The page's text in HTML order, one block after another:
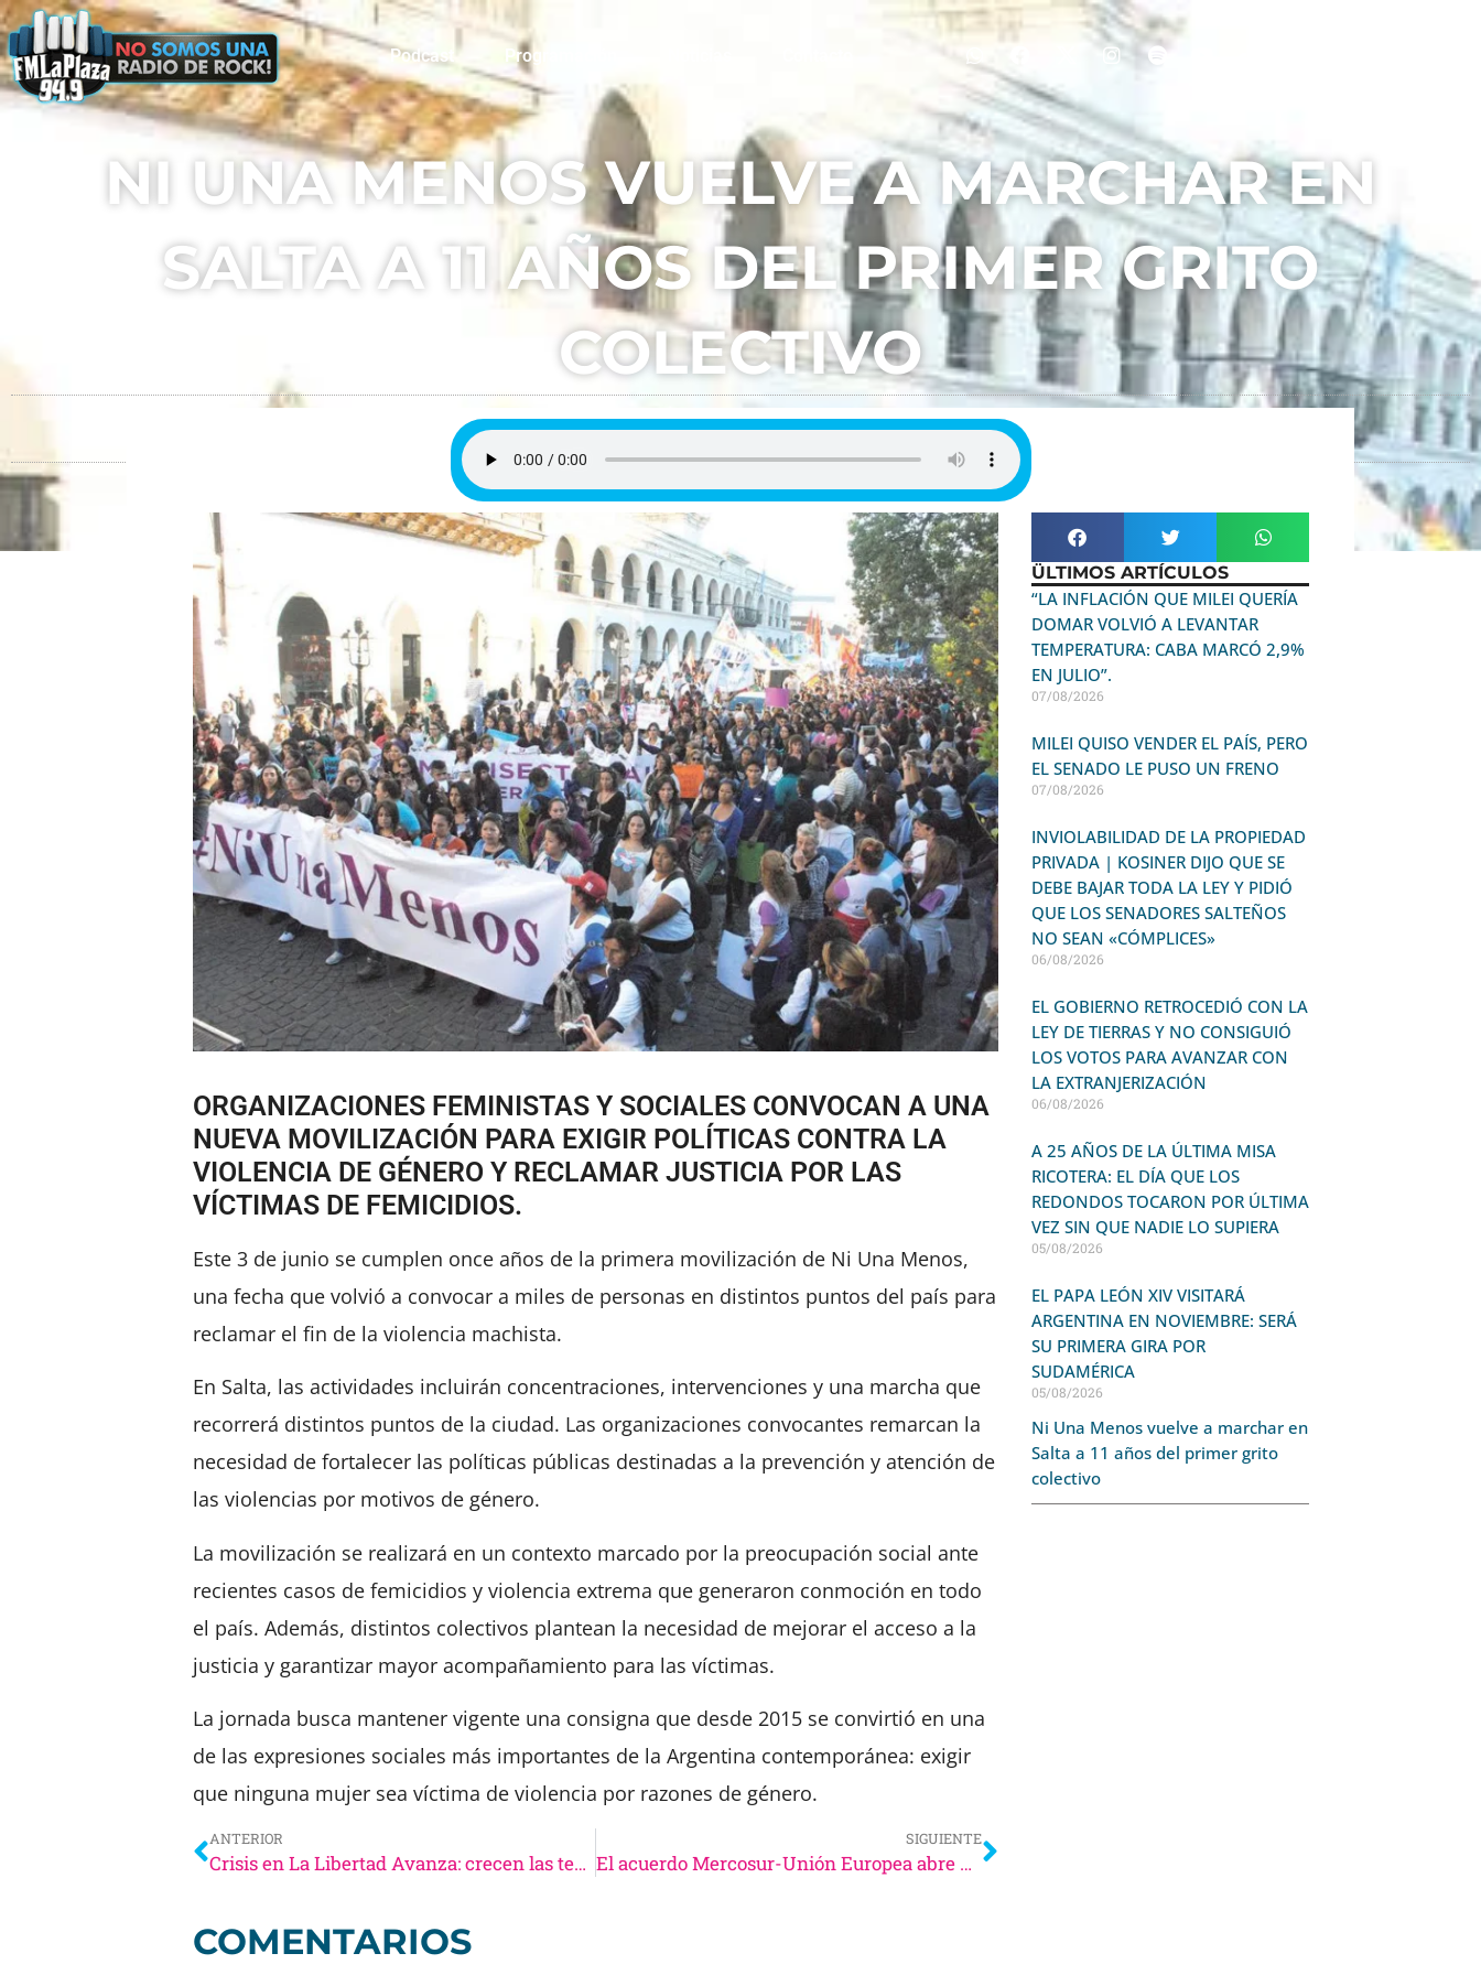
Podcast Programación
NI UNA MENOS VUELVE A MARCHAR EN
SALTA A 11 AÑOS DEL PRIMER GRITO
COLECTIVO
FM La Plaza junio 3, 2026
ORGANIZACIONES FEMINISTAS Y SOCIALES CONVOCAN A UNA
NUEVA MOVILIZACIÓN PARA EXIGIR POLÍTICAS CONTRA LA
VIOLENCIA DE GÉNERO Y RECLAMAR JUSTICIA POR LAS
VÍCTIMAS DE FEMICIDIOS.
Este 3 de junio se cumplen once años de la primera movilización de Ni Una Menos,
una fecha que volvió a convocar a miles de personas en distintos puntos del país para
reclamar el fin de la violencia machista.
En Salta, las actividades incluirán concentraciones, intervenciones y una marcha que
recorrerá distintos puntos de la ciudad. Las organizaciones convocantes remarcan la
necesidad de fortalecer las políticas públicas destinadas a la prevención y atención de
las violencias por motivos de género.
La movilización se realizará en un contexto marcado por la preocupación social ante
recientes casos de femicidios y violencia extrema que generaron conmoción en todo
el país. Además, distintos colectivos plantean la necesidad de mejorar el acceso a la
justicia y garantizar mayor acompañamiento para las víctimas.
La jornada busca mantener vigente una consigna que desde 2015 se convirtió en una
de las expresiones sociales más importantes de la Argentina contemporánea: exigir
que ninguna mujer sea víctima de violencia por razones de género.
ANTERIOR
Crisis en La Libertad Avanza: crecen las tensiones entre Bullrich y el entorno de Milei
SIGUIENTE
El acuerdo Mercosur-Unión Europea abre nuevas oportunidades y desafíos para Argentina
COMENTARIOS
ÜLTIMOS ARTÍCULOS
“LA INFLACIÓN QUE MILEI QUERÍA
DOMAR VOLVIÓ A LEVANTAR
TEMPERATURA: CABA MARCÓ 2,9%
EN JULIO”.
07/08/2026
MILEI QUISO VENDER EL PAÍS, PERO
EL SENADO LE PUSO UN FRENO
07/08/2026
INVIOLABILIDAD DE LA PROPIEDAD
PRIVADA | KOSINER DIJO QUE SE
DEBE BAJAR TODA LA LEY Y PIDIÓ
QUE LOS SENADORES SALTEÑOS
NO SEAN «CÓMPLICES»
06/08/2026
EL GOBIERNO RETROCEDIÓ CON LA
LEY DE TIERRAS Y NO CONSIGUIÓ
LOS VOTOS PARA AVANZAR CON
LA EXTRANJERIZACIÓN
06/08/2026
A 25 AÑOS DE LA ÚLTIMA MISA
RICOTERA: EL DÍA QUE LOS
REDONDOS TOCARON POR ÚLTIMA
VEZ SIN QUE NADIE LO SUPIERA
05/08/2026
EL PAPA LEÓN XIV VISITARÁ
ARGENTINA EN NOVIEMBRE: SERÁ
SU PRIMERA GIRA POR
SUDAMÉRICA
05/08/2026
Ni Una Menos vuelve a marchar en
Salta a 11 años del primer grito
colectivo